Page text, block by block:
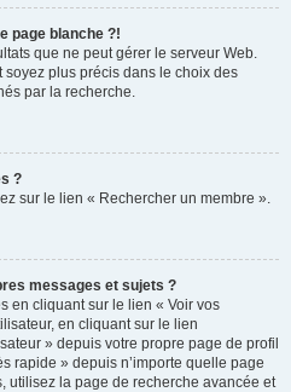
page blanche ?!
que ne peut gérer le serveur Web.
plus précis dans le choix des
par la recherche.
?
sur le lien « Rechercher un membre ».
messages et sujets ?
en cliquant sur le lien « Voir vos
en cliquant sur le lien
» depuis votre propre page de profil
rapide » depuis n’importe quelle page
utilisez la page de recherche avancée et